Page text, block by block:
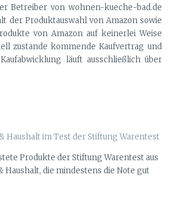
Betreiber von wohnen-kueche-bad.de
der Produktauswahl von Amazon sowie
von Amazon auf keinerlei Weise
zustande kommende Kaufvertrag und
läuft ausschließlich über
Haushalt im Test der Stiftung Warentest
Produkte der Stiftung Warentest aus
Haushalt, die mindestens die Note gut